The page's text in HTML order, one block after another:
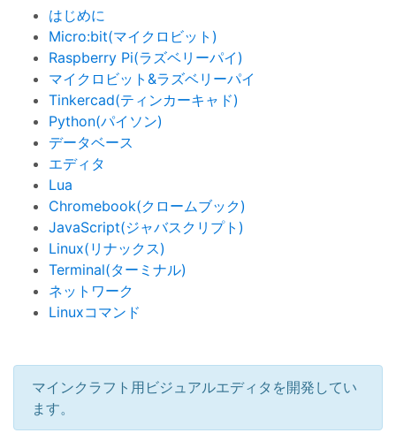
はじめに
Micro:bit(マイクロビット)
Raspberry Pi(ラズベリーパイ)
マイクロビット&ラズベリーパイ
Tinkercad(ティンカーキャド)
Python(パイソン)
データベース
エディタ
Lua
Chromebook(クロームブック)
JavaScript(ジャバスクリプト)
Linux(リナックス)
Terminal(ターミナル)
ネットワーク
Linuxコマンド
マインクラフト用ビジュアルエディタを開発してい
ます。